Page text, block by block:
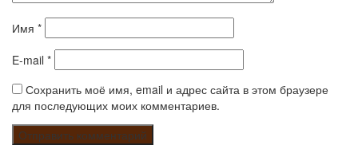
Имя *
E-mail *
Сохранить моё имя, email и адрес сайта в этом браузере
для последующих моих комментариев.